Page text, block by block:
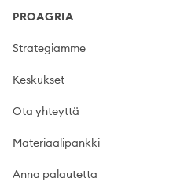
PROAGRIA
Strategiamme
Keskukset
Ota yhteyttä
Materiaalipankki
Anna palautetta